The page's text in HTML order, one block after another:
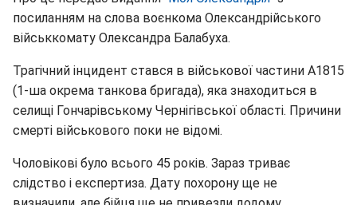
посиланням на слова воєнкома Олександрійського
військкомату Олександра Балабуха.
Трагічний інцидент стався в військової частини А1815
(1-ша окрема танкова бригада), яка знаходиться в
селищі Гончарівському Чернігівської області. Причини
смерті військового поки не відомі.
Чоловікові було всього 45 років. Зараз триває
слідство і експертиза. Дату похорону ще не